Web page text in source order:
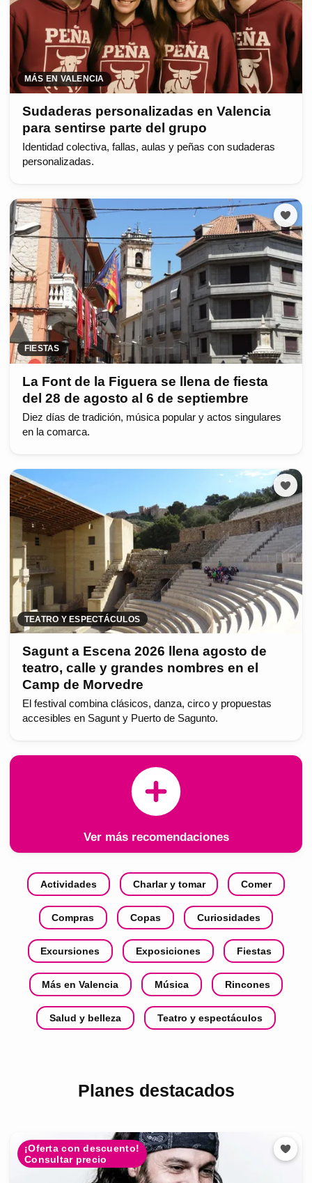
MÁS EN VALENCIA
Sudaderas personalizadas en Valencia
para sentirse parte del grupo
Identidad colectiva, fallas, aulas y peñas con sudaderas
personalizadas.
FIESTAS
La Font de la Figuera se llena de fiesta
del 28 de agosto al 6 de septiembre
Diez días de tradición, música popular y actos singulares
en la comarca.
TEATRO Y ESPECTÁCULOS
Sagunt a Escena 2026 llena agosto de
teatro, calle y grandes nombres en el
Camp de Morvedre
El festival combina clásicos, danza, circo y propuestas
accesibles en Sagunt y Puerto de Sagunto.
Ver más recomendaciones
Actividades Charlar y tomar Comer
Compras Copas Curiosidades
Excursiones Exposiciones Fiestas
Más en Valencia Música Rincones
Salud y belleza Teatro y espectáculos
Planes destacados
¡Oferta con descuento!
Consultar precio